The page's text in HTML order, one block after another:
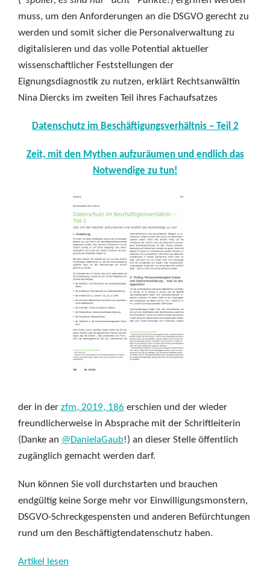
muss, um den Anforderungen an die DSGVO gerecht zu
werden und somit sicher die Personalverwaltung zu
digitalisieren und das volle Potential aktueller
wissenschaftlicher Feststellungen der
Eignungsdiagnostik zu nutzen, erklärt Rechtsanwältin
Nina Diercks im zweiten Teil ihres Fachaufsatzes
Datenschutz im Beschäftigungsverhältnis – Teil 2
Zeit, mit den Mythen aufzuräumen und endlich das
Notwendige zu tun!
der in der zfm, 2019, 186 erschien und der wieder
freundlicherweise in Absprache mit der Schriftleiterin
(Danke an @DanielaGaub!) an dieser Stelle öffentlich
zugänglich gemacht werden darf.
Nun können Sie voll durchstarten und brauchen
endgültig keine Sorge mehr vor Einwilligungsmonstern,
DSGVO-Schreckgespensten und anderen Befürchtungen
rund um den Beschäftigtendatenschutz haben.
Artikel lesen